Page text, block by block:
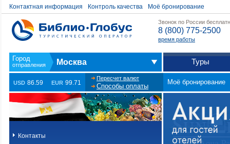
Контактная информация Контроль качества Моё бронирование
Звонок по России
8 (800) 775-2500
время работы
Москва Туры
USD 86.59 EUR 99.71
Пересчет валют
Способы оплаты
Моё бронирование
Контакты